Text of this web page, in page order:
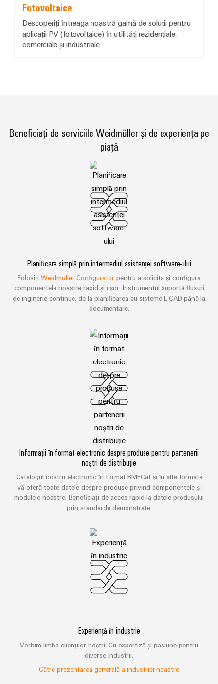
Fotovoltaice
Descoperiți întreaga noastră gamă de soluții pentru
aplicații PV (fotovoltaice) în utilități rezidențiale,
comerciale și industriale
Beneficiați de serviciile Weidmüller și de experiența pe
piață
Planificare simplă prin intermediul asistenței software-ului
Folosiți Weidmüller Configurator pentru a solicita și configura
componentele noastre rapid și ușor. Instrumentul suportă fluxuri
de inginerie continue, de la planificarea cu sisteme E-CAD până la
documentare.
Informații în format electronic despre produse pentru partenerii
noștri de distribuție
Catalogul nostru electronic în format BMECat și în alte formate
vă oferă toate datele despre produse privind componentele și
modulele noastre. Beneficiați de acces rapid la datele produsului
prin standarde demonstrate.
Experiență în industrie
Vorbim limba clienților noștri. Cu expertiză și pasiune pentru
diverse industrii.
Către prezentarea generală a industriei noastre